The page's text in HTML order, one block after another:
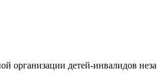
организации детей-инвалидов